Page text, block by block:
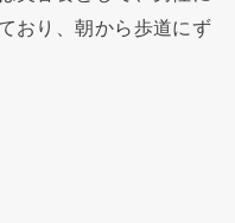
おり、朝から歩道にず